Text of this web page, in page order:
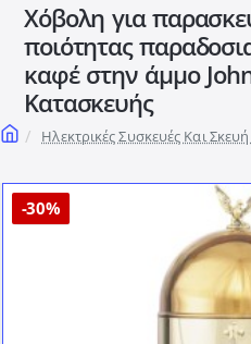
δύναμη
του
ΑΙ...
Χόβολη για
ποιότητας
καφέ στην άμμο
Κατασκευής
homeΗλεκτρικές Συσκευές Και
-30%